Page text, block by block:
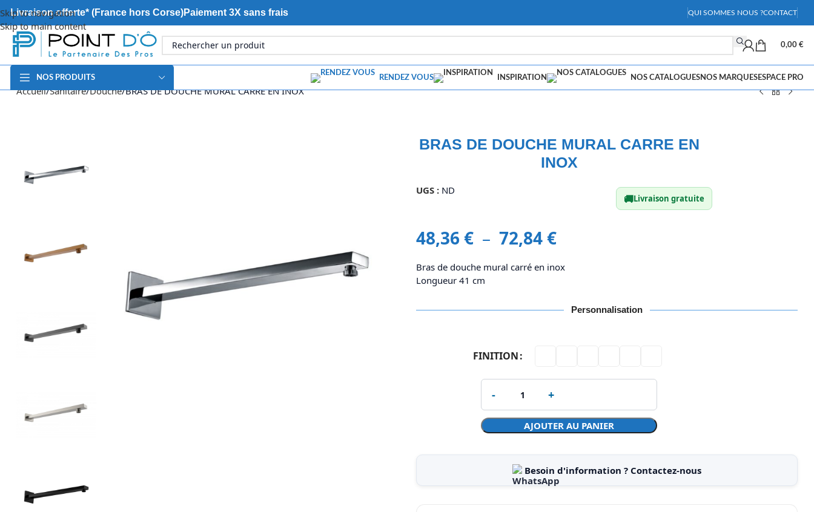
Skip to navigation
Skip to main content
Livraison offerte* (France hors Corse)Paiement 3X sans frais QUI SOMMES NOUS ?CONTACT
0,00 €
NOS PRODUITS RENDEZ VOUS INSPIRATION NOS CATALOGUESNOS MARQUESESPACE PRO
Accueil Sanitaire Douche BRAS DE DOUCHE MURAL CARRE EN INOX
BRAS DE DOUCHE MURAL CARRE EN
INOX
UGS : ND
🚚Livraison gratuite
48,36 € – 72,84€
Bras de douche mural carré en inox
Longueur 41 cm
Personnalisation
FINITION
AJOUTER AU PANIER
Besoin d'information ? Contactez-nous